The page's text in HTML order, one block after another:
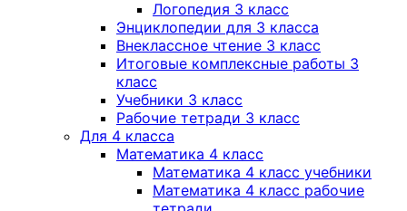
Логопедия 3 класс
Энциклопедии для 3 класса
Внеклассное чтение 3 класс
Итоговые комплексные работы 3
класс
Учебники 3 класс
Рабочие тетради 3 класс
Для 4 класса
Математика 4 класс
Математика 4 класс учебники
Математика 4 класс рабочие